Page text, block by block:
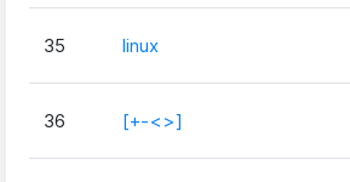
35 linux
36 [+-<>]